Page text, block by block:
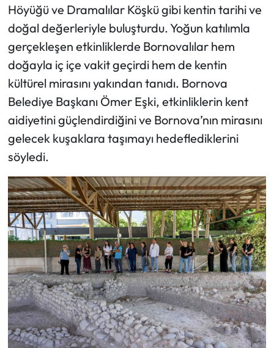
Höyüğü ve Dramalılar Köşkü gibi kentin tarihi ve
doğal değerleriyle buluşturdu. Yoğun katılımla
gerçekleşen etkinliklerde Bornovalılar hem
doğayla iç içe vakit geçirdi hem de kentin
kültürel mirasını yakından tanıdı. Bornova
Belediye Başkanı Ömer Eşki, etkinliklerin kent
aidiyetini güçlendirdiğini ve Bornova’nın mirasını
gelecek kuşaklara taşımayı hedeflediklerini
söyledi.